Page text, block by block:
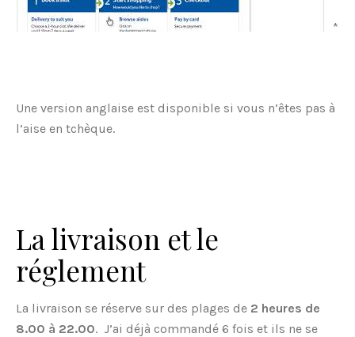
*
Une version anglaise est disponible si vous n’êtes pas à
l’aise en tchèque.
La livraison et le
réglement
La livraison se réserve sur des plages de 2 heures de
8.00 à 22.00. J’ai déjà commandé 6 fois et ils ne se